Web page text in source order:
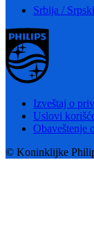
Srbija / Srpski
Izveštaj o
Uslovi
Obaveštenje
© Koninklijke